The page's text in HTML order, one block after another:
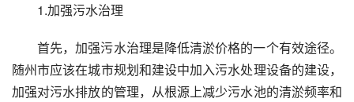
1.加强污水治理
首先，加强污水治理是降低清淤价格的一个有效途径。
随州市应该在城市规划和建设中加入污水处理设备的建设，
加强对污水排放的管理，从根源上减少污水池的清淤频率和